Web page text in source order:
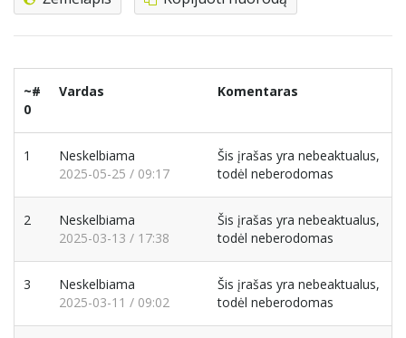
~#
0
Vardas Komentaras
1
Neskelbiama
2025-05-25 / 09:17
Šis įrašas yra nebeaktualus,
todėl neberodomas
2
Neskelbiama
2025-03-13 / 17:38
Šis įrašas yra nebeaktualus,
todėl neberodomas
3
Neskelbiama
2025-03-11 / 09:02
Šis įrašas yra nebeaktualus,
todėl neberodomas